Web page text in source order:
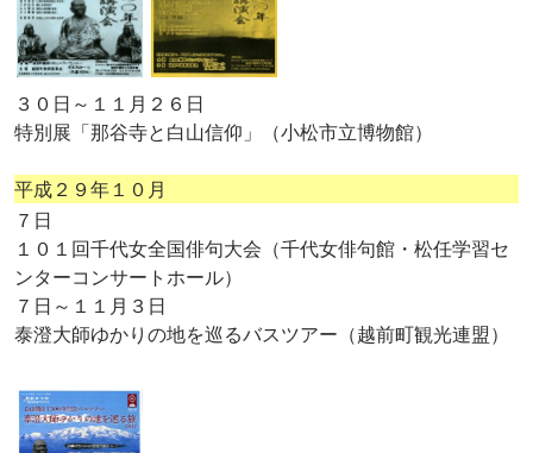
３０日～１１月２６日
特別展「那谷寺と白山信仰」（小松市立博物館）
平成２９年１０月
７日
１０１回千代女全国俳句大会（千代女俳句館・松任学習セ
ンターコンサートホール）
７日～１１月３日
泰澄大師ゆかりの地を巡るバスツアー（越前町観光連盟）